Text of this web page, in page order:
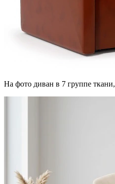
На фото диван в 7 группе ткани,